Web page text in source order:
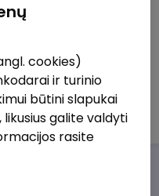
tyrimo
cookies)
ir turinio
būtini slapukai
galite valdyti
rasite